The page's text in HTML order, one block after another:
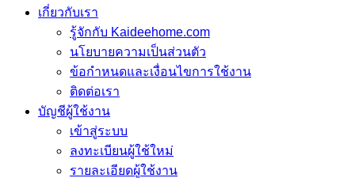
เกี่ยวกับเรา
รู้จักกับ Kaideehome.com
นโยบายความเป็นส่วนตัว
ข้อกำหนดและเงื่อนไขการใช้งาน
ติดต่อเรา
บัญชีผู้ใช้งาน
เข้าสู่ระบบ
ลงทะเบียนผู้ใช้ใหม่
รายละเอียดผู้ใช้งาน